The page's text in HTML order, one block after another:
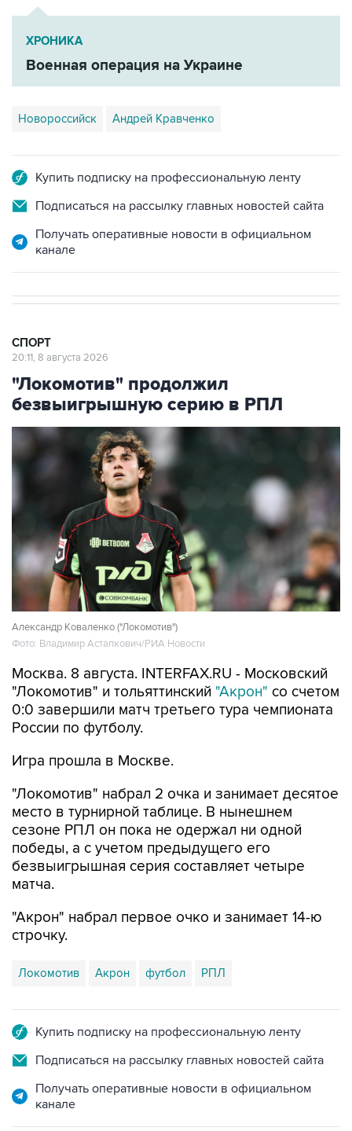
ХРОНИКА
Военная операция на Украине
Новороссийск Андрей Кравченко
Купить подписку на профессиональную ленту
Подписаться на рассылку главных новостей сайта
Получать оперативные новости в официальном
канале
СПОРТ
20:11, 8 августа 2026
"Локомотив" продолжил
безвыигрышную серию в РПЛ
Александр Коваленко ("Локомотив")
Фото: Владимир Астапкович/РИА Новости
Москва. 8 августа. INTERFAX.RU - Московский
"Локомотив" и тольяттинский "Акрон" со счетом
0:0 завершили матч третьего тура чемпионата
России по футболу.
Игра прошла в Москве.
"Локомотив" набрал 2 очка и занимает десятое
место в турнирной таблице. В нынешнем
сезоне РПЛ он пока не одержал ни одной
победы, а с учетом предыдущего его
безвыигрышная серия составляет четыре
матча.
"Акрон" набрал первое очко и занимает 14-ю
строчку.
Локомотив Акрон футбол РПЛ
Купить подписку на профессиональную ленту
Подписаться на рассылку главных новостей сайта
Получать оперативные новости в официальном
канале